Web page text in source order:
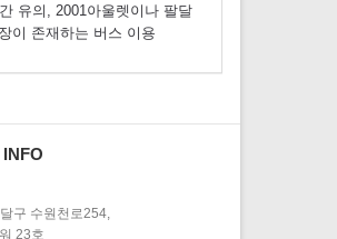
유의, 2001아울렛이나 팔달
이 존재하는 버스 이용
구 수원천로254,
23호